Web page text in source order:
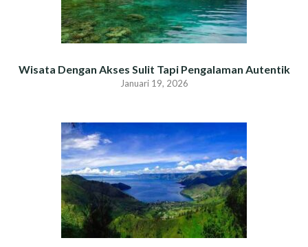
Wisata Dengan Akses Sulit Tapi Pengalaman Autentik
Januari 19, 2026